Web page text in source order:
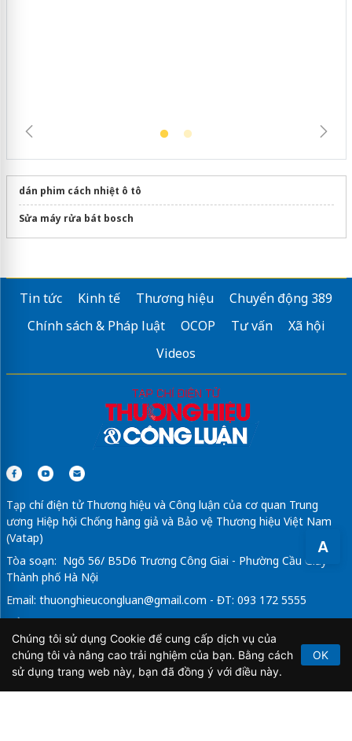
A
dán phim cách nhiệt ô tô
Sửa máy rửa bát bosch
Tin tức Kinh tế Thương hiệu
Chuyển động 389
Chính sách & Pháp luật
OCOP Tư vấn
Xã hội
Videos
Tạp chí điện tử Thương hiệu và Công luận của cơ quan Trung
ương Hiệp hội Chống hàng giả và Bảo vệ Thương hiệu Việt Nam
(Vatap)
Tòa soạn: Ngõ 56/ B5D6 Trương Công Giai - Phường Cầu Giấy -
Thành phố Hà Nội
Email: thuonghieucongluan@gmail.com - ĐT: 093 172 5555
Tổng Biên Tập: Vũ Đức Thuận
Giấy phép hoạt động báo chí điện tử số 64/GP-BTTTT do Bộ
Thông tin và Truyền thông cấp ngày 21/2/2020.
Chúng tôi sử dụng Cookie để cung cấp dịch vụ của
chúng tôi và nâng cao trải nghiệm của bạn. Bằng cách
sử dụng trang web này, bạn đã đồng ý với điều này.
OK